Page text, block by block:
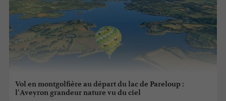
Vol en montgolfière au départ du lac de Pareloup :
l’Aveyron grandeur nature vu du ciel